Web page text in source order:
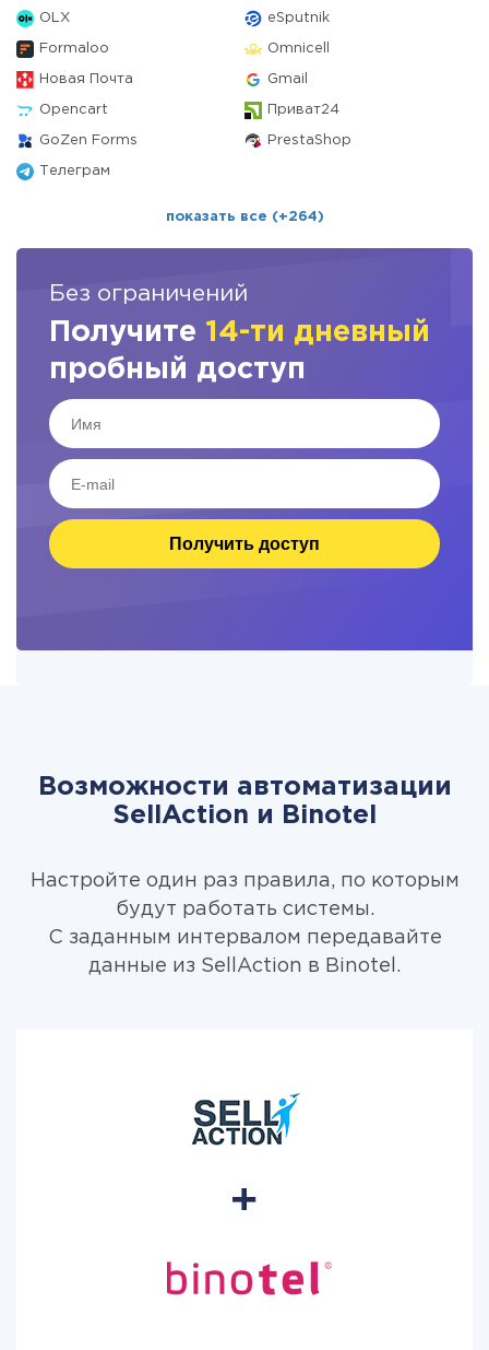
OLX eSputnik
Formaloo Omnicell
Новая Почта Gmail
Opencart Приват24
GoZen Forms PrestaShop
Телеграм
показать все (+264)
Без ограничений
Получите 14-ти дневный
пробный доступ
Получить доступ
Возможности автоматизации
SellAction и Binotel
Настройте один раз правила, по которым
будут работать системы.
С заданным интервалом передавайте
данные из SellAction в Binotel.